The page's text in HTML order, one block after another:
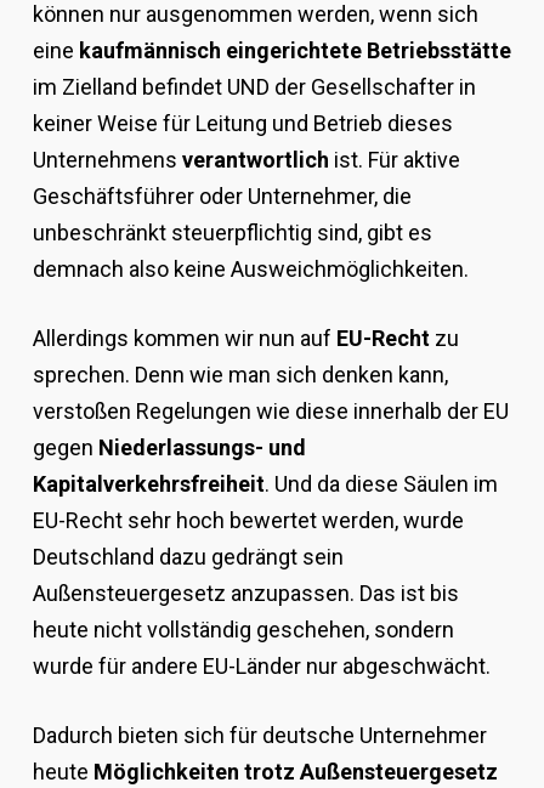
können nur ausgenommen werden, wenn sich
eine kaufmännisch eingerichtete Betriebsstätte
im Zielland befindet UND der Gesellschafter in
keiner Weise für Leitung und Betrieb dieses
Unternehmens verantwortlich ist. Für aktive
Geschäftsführer oder Unternehmer, die
unbeschränkt steuerpflichtig sind, gibt es
demnach also keine Ausweichmöglichkeiten.
Allerdings kommen wir nun auf EU-Rechtzu
sprechen. Denn wie man sich denken kann,
verstoßen Regelungen wie diese innerhalb der EU
gegen Niederlassungs- und
Kapitalverkehrsfreiheit. Und da diese Säulen im
EU-Recht sehr hoch bewertet werden, wurde
Deutschland dazu gedrängt sein
Außensteuergesetz anzupassen. Das ist bis
heute nicht vollständig geschehen, sondern
wurde für andere EU-Länder nur abgeschwächt.
Dadurch bieten sich für deutsche Unternehmer
heute Möglichkeiten trotz Außensteuergesetz